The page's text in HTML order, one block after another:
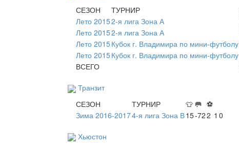
СЕЗОН
ТУРНИР
Лето 20152-я лига Зона А
Лето 20152-я лига Зона А
Лето 2015Кубок г. Владимира по мини-футболу
Лето 2015Кубок г. Владимира по мини-футболу
ВСЕГО
Транзит
СЕЗОН
ТУРНИР 👕 🥅 ⚽
Зима 2016-20174-я лига Зона В15-722 1 0
Хьюстон